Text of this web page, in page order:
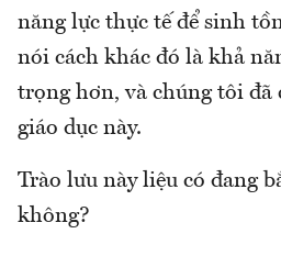
năng lực thực tế để sinh
nói cách khác đó là khả
trọng hơn, và chúng tôi đã
giáo dục này.
Trào lưu này liệu có đang
không?